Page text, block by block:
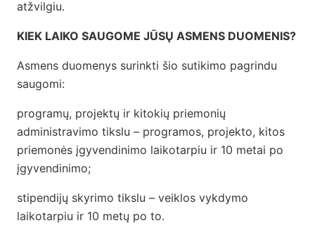
atžvilgiu.
KIEK LAIKO SAUGOME JŪSŲ ASMENS DUOMENIS?
Asmens duomenys surinkti šio sutikimo pagrindu
saugomi:
programų, projektų ir kitokių priemonių
administravimo tikslu – programos, projekto, kitos
priemonės įgyvendinimo laikotarpiu ir 10 metai po
įgyvendinimo;
stipendijų skyrimo tikslu – veiklos vykdymo
laikotarpiu ir 10 metų po to.